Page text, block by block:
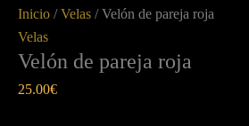
Inicio /Velas / Velón de pareja roja
Velas
Velón de pareja roja
25.00€